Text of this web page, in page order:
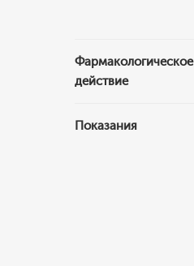
Фармакологическое
действие
Показания